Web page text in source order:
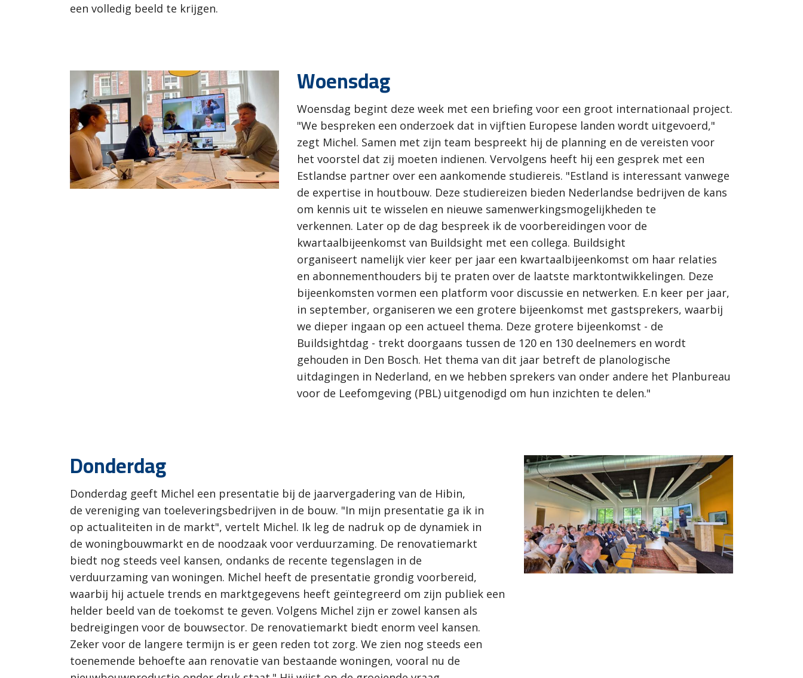
een volledig beeld te krijgen.
Woensdag
Woensdag begint deze week met een briefing voor een groot internationaal project.
"We bespreken een onderzoek dat in vijftien Europese landen wordt uitgevoerd,"
zegt Michel. Samen met zijn team bespreekt hij de planning en de vereisten voor
het voorstel dat zij moeten indienen. Vervolgens heeft hij een gesprek met een
Estlandse partner over een aankomende studiereis. "Estland is interessant vanwege
de expertise in houtbouw. Deze studiereizen bieden Nederlandse bedrijven de kans
om kennis uit te wisselen en nieuwe samenwerkingsmogelijkheden te
verkennen. Later op de dag bespreek ik de voorbereidingen voor de
kwartaalbijeenkomst van Buildsight met een collega. Buildsight
organiseert namelijk vier keer per jaar een kwartaalbijeenkomst om haar relaties
en abonnementhouders bij te praten over de laatste marktontwikkelingen. Deze
bijeenkomsten vormen een platform voor discussie en netwerken. E.n keer per jaar,
in september, organiseren we een grotere bijeenkomst met gastsprekers, waarbij
we dieper ingaan op een actueel thema. Deze grotere bijeenkomst - de
Buildsightdag - trekt doorgaans tussen de 120 en 130 deelnemers en wordt
gehouden in Den Bosch. Het thema van dit jaar betreft de planologische
uitdagingen in Nederland, en we hebben sprekers van onder andere het Planbureau
voor de Leefomgeving (PBL) uitgenodigd om hun inzichten te delen."
Donderdag
Donderdag geeft Michel een presentatie bij de jaarvergadering van de Hibin,
de vereniging van toeleveringsbedrijven in de bouw. "In mijn presentatie ga ik in
op actualiteiten in de markt", vertelt Michel. Ik leg de nadruk op de dynamiek in
de woningbouwmarkt en de noodzaak voor verduurzaming. De renovatiemarkt
biedt nog steeds veel kansen, ondanks de recente tegenslagen in de
verduurzaming van woningen. Michel heeft de presentatie grondig voorbereid,
waarbij hij actuele trends en marktgegevens heeft geïntegreerd om zijn publiek een
helder beeld van de toekomst te geven. Volgens Michel zijn er zowel kansen als
bedreigingen voor de bouwsector. De renovatiemarkt biedt enorm veel kansen.
Zeker voor de langere termijn is er geen reden tot zorg. We zien nog steeds een
toenemende behoefte aan renovatie van bestaande woningen, vooral nu de